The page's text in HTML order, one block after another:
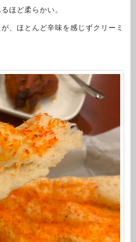
ほど柔らかい。
、ほとんど辛味を感じずクリーミ